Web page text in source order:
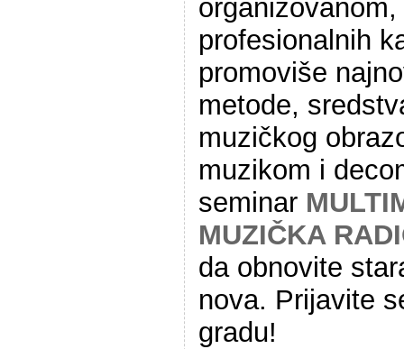
profesionalnih
promoviše
metode,
muzičkog
muzikom i
seminar
MUZIČKA
da obnovite
nova. Prijavite
gradu!